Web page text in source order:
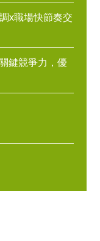
x職場快節奏交
鍵競爭力，優